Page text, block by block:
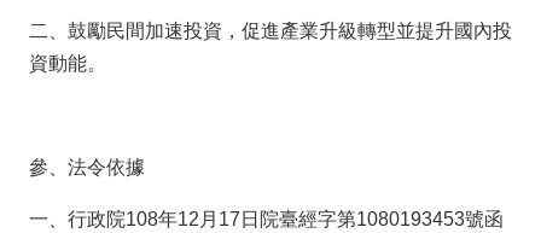
首
二、鼓勵民間加速投資，促進產業升級轉型並提升國內投
資動能。
參、法令依據
一、行政院108年12月17日院臺經字第1080193453號函